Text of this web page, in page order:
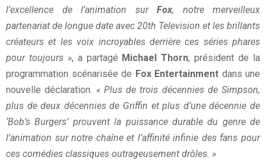
l’excellence de l’animation sur Fox, notre merveilleux
partenariat de longue date avec 20th Television et les brillants
créateurs et les voix incroyables derrière ces séries phares
pour toujours », a partagé Michael Thorn, président de la
programmation scénarisée de Fox Entertainment dans une
nouvelle déclaration. « Plus de trois décennies de Simpson,
plus de deux décennies de Griffin et plus d’une décennie de
‘Bob’s Burgers’ prouvent la puissance durable du genre de
l’animation sur notre chaîne et l’affinité infinie des fans pour
ces comédies classiques outrageusement drôles. »